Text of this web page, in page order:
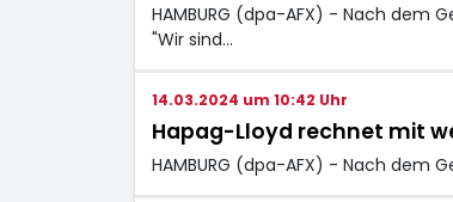
HAMBURG (dpa-AFX) - Nach dem
"Wir sind…
14.03.2024 um 10:42 Uhr
Hapag-Lloyd rechnet mit
HAMBURG (dpa-AFX) - Nach dem